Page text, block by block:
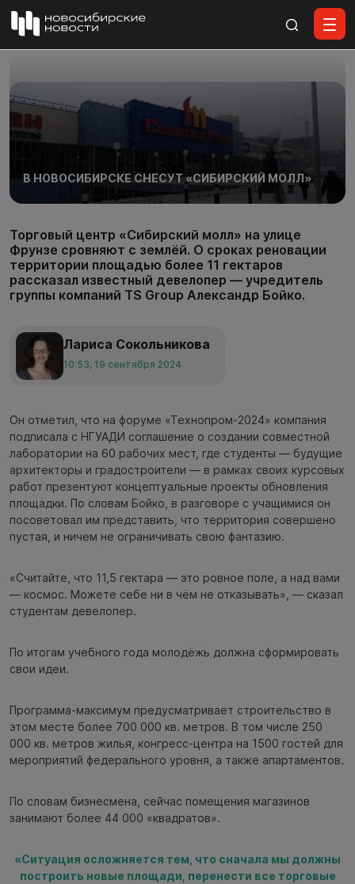
В НОВОСИБИРСКЕ СНЕСУТ «СИБИРСКИЙ МОЛЛ»
Торговый центр «Сибирский молл» на улице
Фрунзе сровняют с землёй. О сроках реновации
территории площадью более 11 гектаров
рассказал известный девелопер — учредитель
группы компаний TS Group Александр Бойко.
Лариса Сокольникова
10:53, 19 сентября 2024
Он отметил, что на форуме «Технопром-2024» компания
подписала с НГУАДИ соглашение о создании совместной
лаборатории на 60 рабочих мест, где студенты — будущие
архитекторы и градостроители — в рамках своих курсовых
работ презентуют концептуальные проекты обновления
площадки. По словам Бойко, в разговоре с учащимися он
посоветовал им представить, что территория совершено
пустая, и ничем не ограничивать свою фантазию.
«Считайте, что 11,5 гектара — это ровное поле, а над вами
— космос. Можете себе ни в чём не отказывать», — сказал
студентам девелопер.
По итогам учебного года молодёжь должна сформировать
свои идеи.
Программа-максимум предусматривает строительство в
этом месте более 700 000 кв. метров. В том числе 250
000 кв. метров жилья, конгресс-центра на 1500 гостей для
мероприятий федерального уровня, а также апартаментов.
По словам бизнесмена, сейчас помещения магазинов
занимают более 44 000 «квадратов».
«Ситуация осложняется тем, что сначала мы должны
построить новые площади, перенести все торговые